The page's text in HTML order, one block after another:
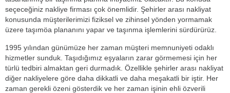
seçeceğiniz nakliye firması çok önemlidir. Şehirler arası nakliyat
konusunda müşterilerimizi fiziksel ve zihinsel yönden yormamak
üzere taşımöa plananını yapar ve taşınma işlemlerini sürdürürüz.
1995 yılından günümüze her zaman müşteri memnuniyeti odaklı
hizmetler sunduk. Taşıdığımız eşyaların zarar görmemesi için her
türlü tedbiri almaktan geri durmadık. Özellikle şehirler arası nakliyat
diğer nakliyelere göre daha dikkatli ve daha meşakatli bir iştir. Her
zaman gerekli özeni gösterdik ve her zaman işinin ehli özverili